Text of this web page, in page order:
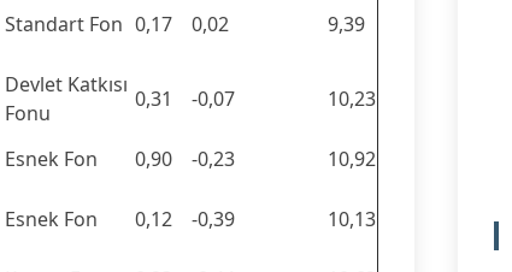
Standart Fon 0,17 0,02 9,39
Devlet Katkısı
Fonu
0,31 -0,07
10,23
Esnek Fon 0,90 -0,23
10,92
Esnek Fon 0,12 -0,39
10,13